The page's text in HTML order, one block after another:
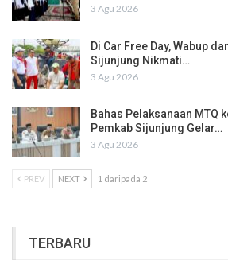
3 Agu 2026
Di Car Free Day, Wabup
Sijunjung Nikmati…
3 Agu 2026
Bahas Pelaksanaan MTQ
Pemkab Sijunjung Gelar…
3 Agu 2026
PREV NEXT 1 daripada 2
TERBARU